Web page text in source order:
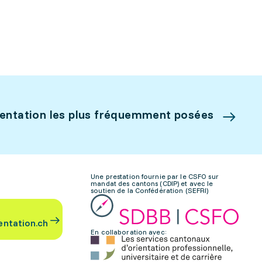
les plus fréquemment posées
Une prestation fournie par le CSFO sur
mandat des cantons (CDIP) et avec le
soutien de la Confédération (SEFRI)
En collaboration avec: